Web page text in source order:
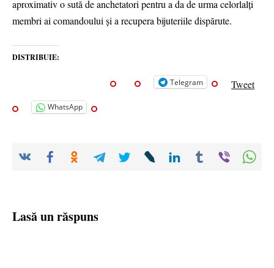
aproximativ o sută de anchetatori pentru a da de urma celorlalți
membri ai comandoului și a recupera bijuteriile dispărute.
DISTRIBUIE:
Telegram Tweet
WhatsApp
Lasă un răspuns